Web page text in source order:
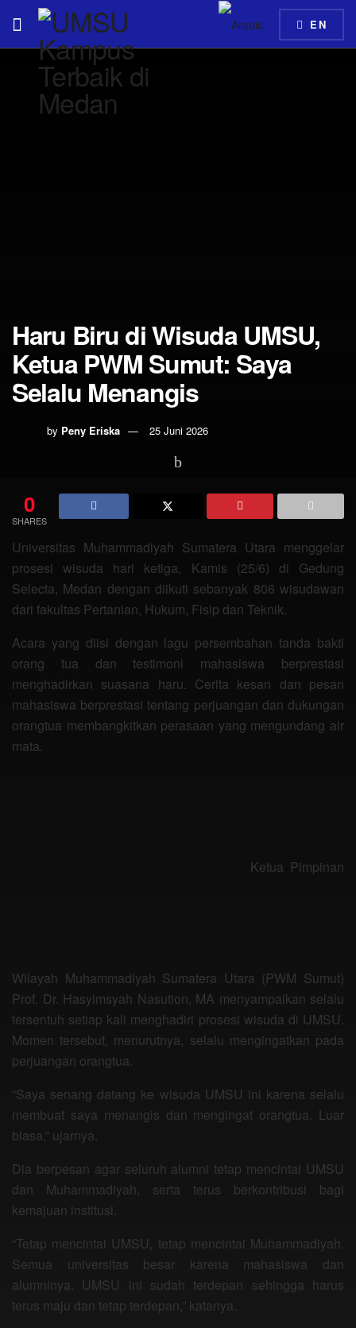
EN
Haru Biru di Wisuda UMSU,
Ketua PWM Sumut: Saya
Selalu Menangis
by Peny Eriska 25 Juni 2026
0
SHARES
Universitas Muhammadiyah Sumatera Utara menggelar
prosesi wisuda hari ketiga, Kamis (25/6) di Gedung
Selecta, Medan dengan diikuti sebanyak 806 wisudawan
dari fakultas Pertanian, Hukum, Fisip dan Teknik.
Acara yang diisi dengan lagu persembahan tanda bakti
orang tua dan testimoni mahasiswa berprestasi
menghadirkan suasana haru. Cerita kesan dan pesan
mahasiswa berprestasi tentang perjuangan dan dukungan
orangtua membangkitkan perasaan yang mengundang air
mata.
Ketua Pimpinan
Wilayah Muhammadiyah Sumatera Utara (PWM Sumut)
Prof. Dr. Hasyimsyah Nasution, MA menyampaikan selalu
tersentuh setiap kali menghadiri prosesi wisuda di UMSU.
Momen tersebut, menurutnya, selalu mengingatkan pada
perjuangan orangtua.
“Saya senang datang ke wisuda UMSU ini karena selalu
membuat saya menangis dan mengingat orangtua. Luar
biasa,” ujarnya.
Dia berpesan agar seluruh alumni tetap mencintai UMSU
dan Muhammadiyah, serta terus berkontribusi bagi
kemajuan institusi.
“Tetap mencintai UMSU, tetap mencintai Muhammadiyah.
Semua universitas besar karena mahasiswa dan
alumninya. UMSU ini sudah terdepan sehingga harus
terus maju dan tetap terdepan,” katanya.